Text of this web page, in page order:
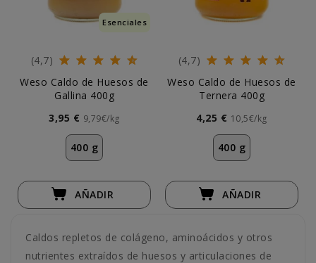
Esenciales
(4,7)
Weso Caldo de Huesos de
Gallina 400g
3,95 € 9,79€/kg
400 g
AÑADIR
(4,7)
Weso Caldo de Huesos de
Ternera 400g
4,25 € 10,5€/kg
400 g
AÑADIR
Caldos repletos de colágeno, aminoácidos y otros
nutrientes extraídos de huesos y articulaciones de